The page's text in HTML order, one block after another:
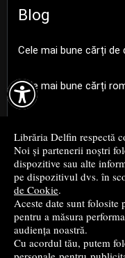

Librăria Delfin respectă
Noi și partenerii noștri
dispozitive sau alte
pe dispozitivul dvs. în
de Cookie.
Aceste date sunt folosite
pentru a măsura
audiența noastră.
Cu acordul tău, putem
Blog
Cele mai bune cărți de
Cele mai bune cărți
Cele mai bune cărți de
Top cărți beletristică
...toate știrile